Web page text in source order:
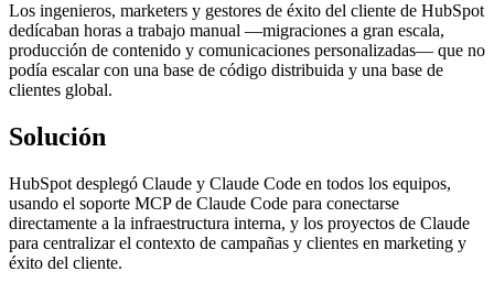
Los ingenieros, marketers y gestores de éxito del cliente de HubSpot
dedícaban horas a trabajo manual —migraciones a gran escala,
producción de contenido y comunicaciones personalizadas— que no
podía escalar con una base de código distribuida y una base de
clientes global.
Solución
HubSpot desplegó Claude y Claude Code en todos los equipos,
usando el soporte MCP de Claude Code para conectarse
directamente a la infraestructura interna, y los proyectos de Claude
para centralizar el contexto de campañas y clientes en marketing y
éxito del cliente.